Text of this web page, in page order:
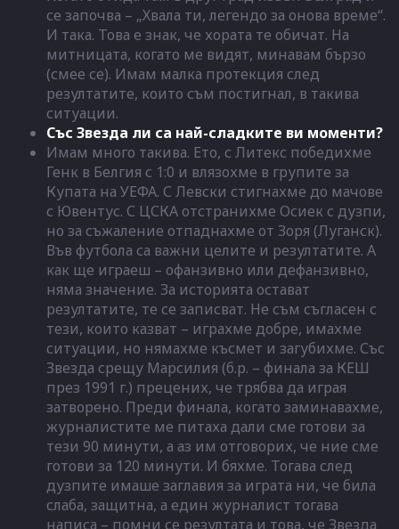
се започва – „Хвала ти, легендо за онова време“.
И така. Това е знак, че хората те обичат. На
митницата, когато ме видят, минавам бързо
(смее се). Имам малка протекция след
резултатите, които съм постигнал, в такива
ситуации.
Със Звезда ли са най-сладките ви моменти?
Имам много такива. Ето, с Литекс победихме
Генк в Белгия с 1:0 и влязохме в групите за
Купата на УЕФА. С Левски стигнахме до мачове
с Ювентус. С ЦСКА отстранихме Осиек с дузпи,
но за съжаление отпаднахме от Зоря (Луганск).
Във футбола са важни целите и резултатите. А
как ще играеш – офанзивно или дефанзивно,
няма значение. За историята остават
резултатите, те се записват. Не съм съгласен с
тези, които казват – играхме добре, имахме
ситуации, но нямахме късмет и загубихме. Със
Звезда срещу Марсилия (б.р. – финала за КЕШ
през 1991 г.) прецених, че трябва да играя
затворено. Преди финала, когато заминавахме,
журналистите ме питаха дали сме готови за
тези 90 минути, а аз им отговорих, че ние сме
готови за 120 минути. И бяхме. Тогава след
дузпите имаше заглавия за играта ни, че била
слаба, защитна, а един журналист тогава
написа – помни се резултата и това, че Звезда